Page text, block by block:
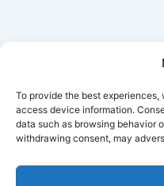
To provide the best
access device information.
data such as browsing behavior
withdrawing consent, may